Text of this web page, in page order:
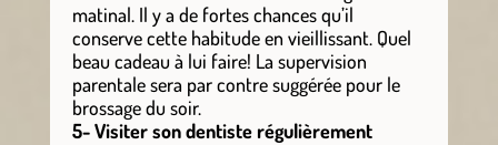
matinal. Il y a de fortes chances qu’il
conserve cette habitude en vieillissant. Quel
beau cadeau à lui faire! La supervision
parentale sera par contre suggérée pour le
brossage du soir.
5- Visiter son dentiste régulièrement